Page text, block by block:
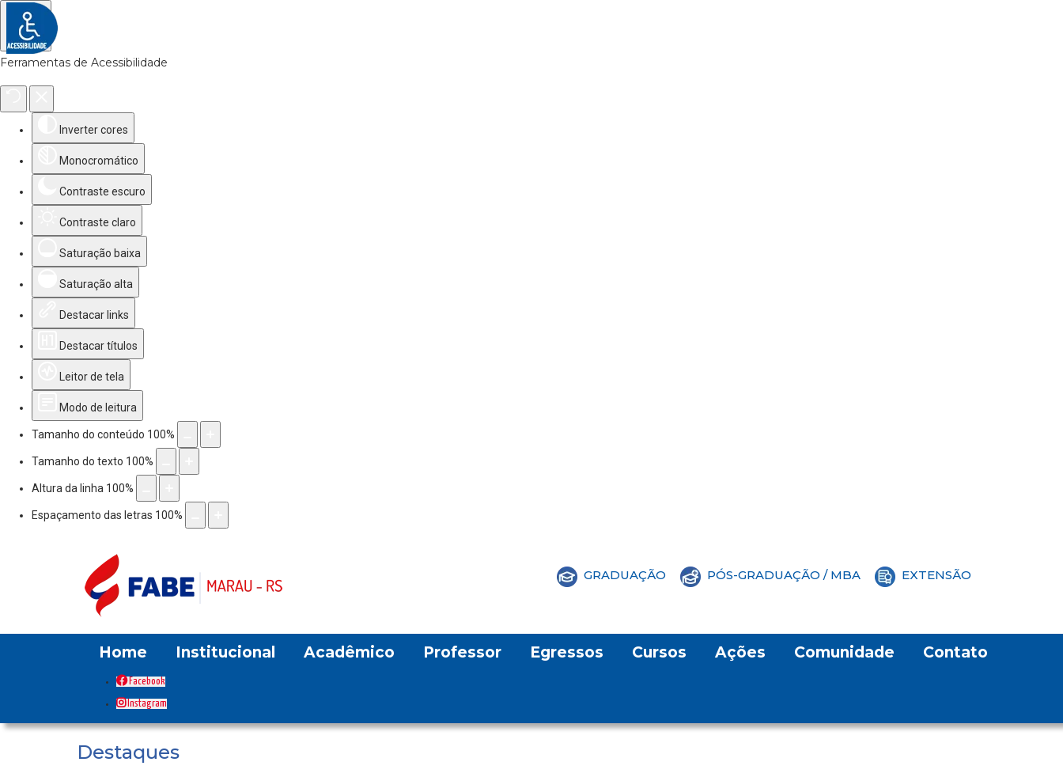
Ferramentas de Acessibilidade
Inverter cores
Monocromático
Contraste escuro
Contraste claro
Saturação baixa
Saturação alta
Destacar links
Destacar títulos
Leitor de tela
Modo de leitura
Tamanho do conteúdo 100%
Tamanho do texto 100%
Altura da linha 100%
Espaçamento das letras 100%
GRADUAÇÃO PÓS-GRADUAÇÃO / MBA EXTENSÃO
Home Institucional Acadêmico Professor Egressos Cursos Ações Comunidade Contato
Facebook
Instagram
Destaques